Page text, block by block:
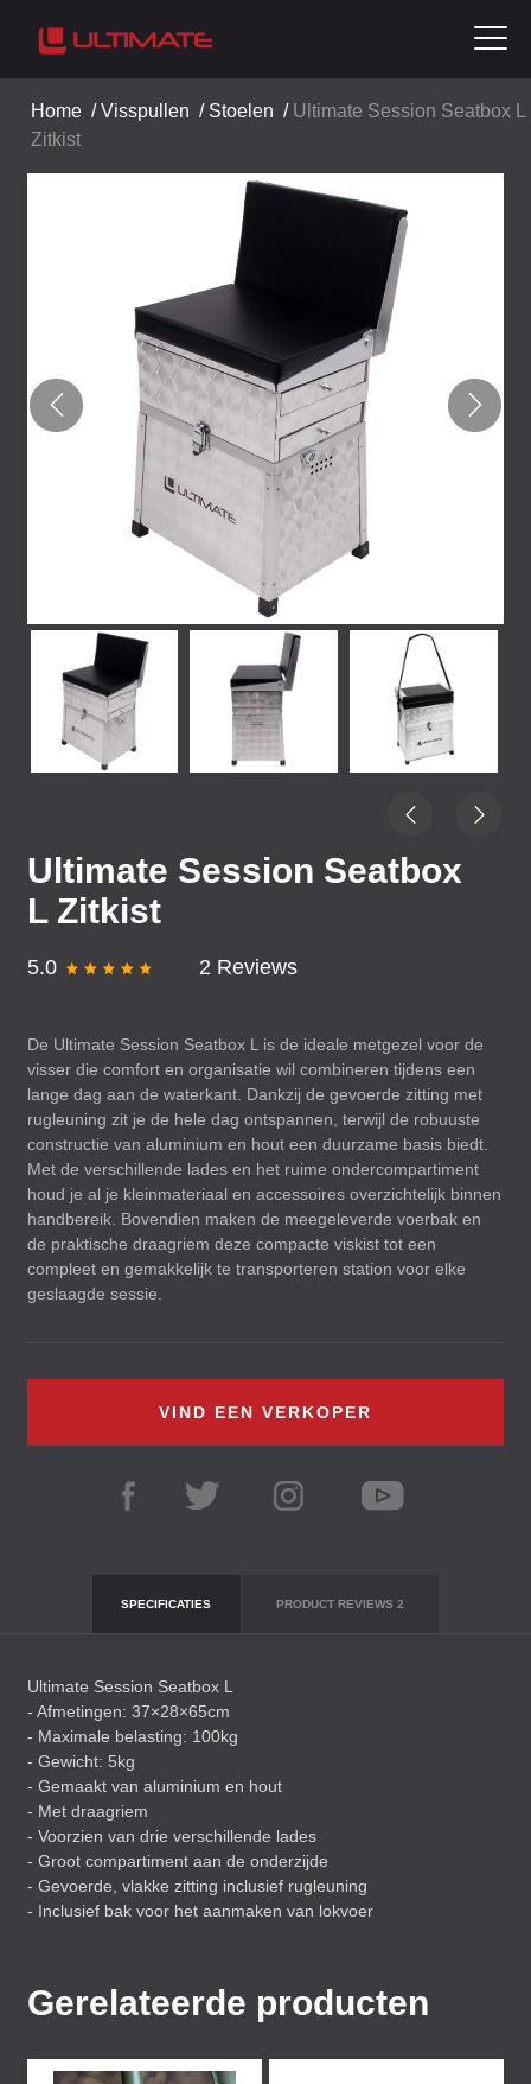
Home /Visspullen / Stoelen / Ultimate Session Seatbox L
Zitkist
Ultimate Session Seatbox
L Zitkist
5.0 2 Reviews
De Ultimate Session Seatbox L is de ideale metgezel voor de
visser die comfort en organisatie wil combineren tijdens een
lange dag aan de waterkant. Dankzij de gevoerde zitting met
rugleuning zit je de hele dag ontspannen, terwijl de robuuste
constructie van aluminium en hout een duurzame basis biedt.
Met de verschillende lades en het ruime ondercompartiment
houd je al je kleinmateriaal en accessoires overzichtelijk binnen
handbereik. Bovendien maken de meegeleverde voerbak en
de praktische draagriem deze compacte viskist tot een
compleet en gemakkelijk te transporteren station voor elke
geslaagde sessie.
VIND EEN VERKOPER
SPECIFICATIES PRODUCT REVIEWS 2
Ultimate Session Seatbox L
- Afmetingen: 37×28×65cm
- Maximale belasting: 100kg
- Gewicht: 5kg
- Gemaakt van aluminium en hout
- Met draagriem
- Voorzien van drie verschillende lades
- Groot compartiment aan de onderzijde
- Gevoerde, vlakke zitting inclusief rugleuning
- Inclusief bak voor het aanmaken van lokvoer
Gerelateerde producten